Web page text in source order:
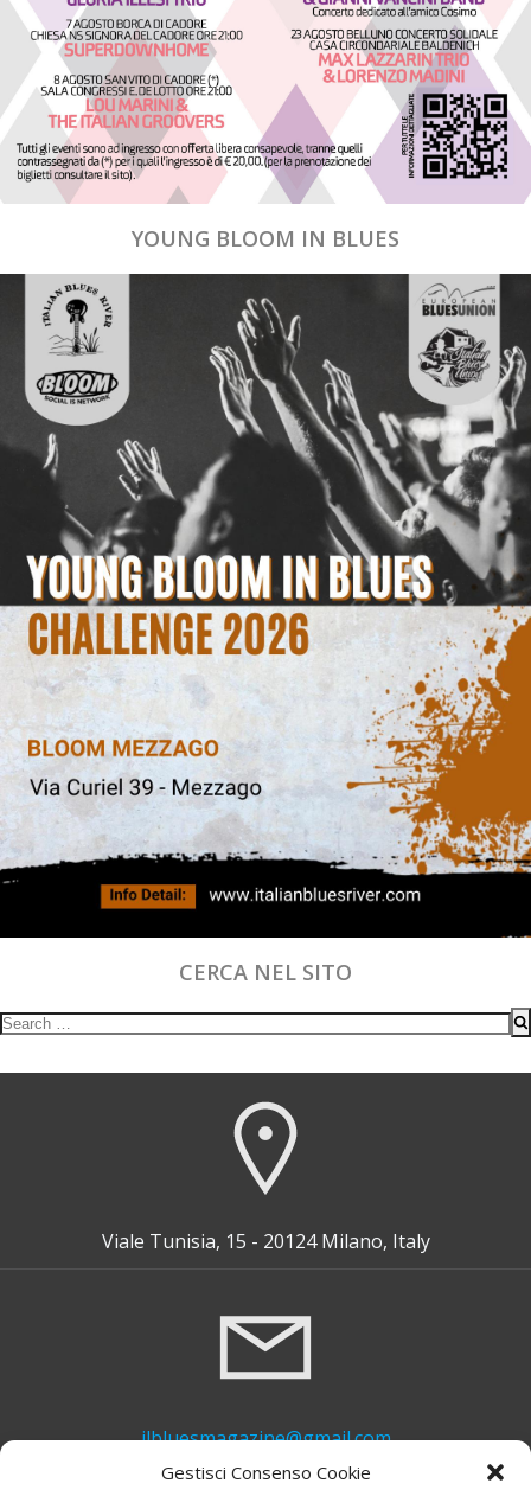
Gestisci Consenso Cookie
YOUNG BLOOM IN BLUES
CERCA NEL SITO
Search
Viale Tunisia, 15 - 20124 Milano, Italy
ilbluesmagazine@gmail.com